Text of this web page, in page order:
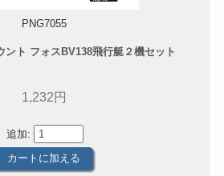
PNG7055
ント フォスBV138飛行艇２機セット
1,232円
追加: